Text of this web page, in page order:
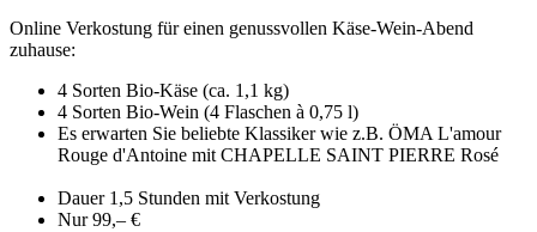
Online Verkostung für einen genussvollen Käse-Wein-Abend
zuhause:
4 Sorten Bio-Käse (ca. 1,1 kg)
4 Sorten Bio-Wein (4 Flaschen à 0,75 l)
Es erwarten Sie beliebte Klassiker wie z.B. ÖMA L'amour
Rouge d'Antoine mit CHAPELLE SAINT PIERRE Rosé
Dauer 1,5 Stunden mit Verkostung
Nur 99,– €